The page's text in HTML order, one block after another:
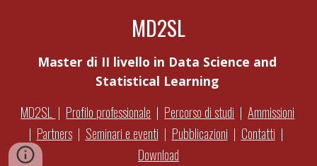
MD2SL
Master di II livello in Data Science and
Statistical Learning
MD2SL | Profilo professionale
  |
Percorso di studi
  |
Ammissioni
| Partners
  |
Seminari e eventi
  |
Pubblicazioni | Contatti
Download